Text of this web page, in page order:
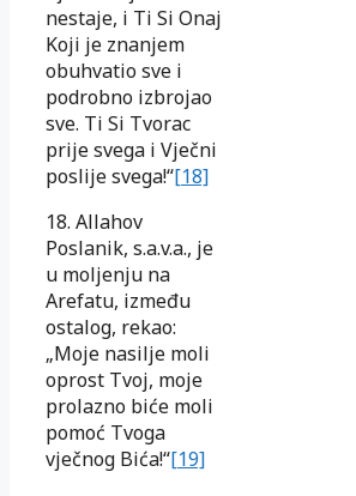
nestaje, i Ti Si Onaj
Koji je znanjem
obuhvatio sve i
podrobno izbrojao
sve. Ti Si Tvorac
prije svega i Vječni
poslije svega!“[18]
18. Allahov
Poslanik, s.a.v.a., je
u moljenju na
Arefatu, između
ostalog, rekao:
„Moje nasilje moli
oprost Tvoj, moje
prolazno biće moli
pomoć Tvoga
vječnog Bića!“[19]